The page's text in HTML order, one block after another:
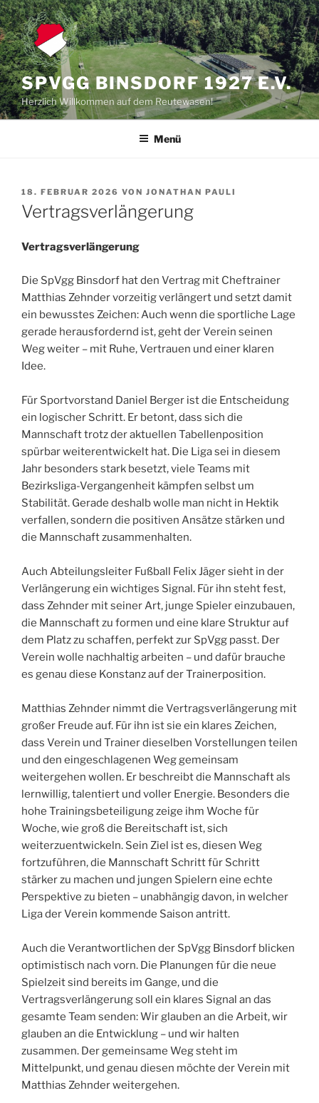
Zum
Inhalt
springen
SPVGG BINSDORF 1927 E.V.
Herzlich Willkommen auf dem Reutewasen!
Menü
VERÖFFENTLICHT
AM
18. FEBRUAR 2026 VON JONATHAN PAULI
Vertragsverlängerung
Vertragsverlängerung
Die SpVgg Binsdorf hat den Vertrag mit Cheftrainer
Matthias Zehnder vorzeitig verlängert und setzt damit
ein bewusstes Zeichen: Auch wenn die sportliche Lage
gerade herausfordernd ist, geht der Verein seinen
Weg weiter – mit Ruhe, Vertrauen und einer klaren
Idee.
Für Sportvorstand Daniel Berger ist die Entscheidung
ein logischer Schritt. Er betont, dass sich die
Mannschaft trotz der aktuellen Tabellenposition
spürbar weiterentwickelt hat. Die Liga sei in diesem
Jahr besonders stark besetzt, viele Teams mit
Bezirksliga-Vergangenheit kämpfen selbst um
Stabilität. Gerade deshalb wolle man nicht in Hektik
verfallen, sondern die positiven Ansätze stärken und
die Mannschaft zusammenhalten.
Auch Abteilungsleiter Fußball Felix Jäger sieht in der
Verlängerung ein wichtiges Signal. Für ihn steht fest,
dass Zehnder mit seiner Art, junge Spieler einzubauen,
die Mannschaft zu formen und eine klare Struktur auf
dem Platz zu schaffen, perfekt zur SpVgg passt. Der
Verein wolle nachhaltig arbeiten – und dafür brauche
es genau diese Konstanz auf der Trainerposition.
Matthias Zehnder nimmt die Vertragsverlängerung mit
großer Freude auf. Für ihn ist sie ein klares Zeichen,
dass Verein und Trainer dieselben Vorstellungen teilen
und den eingeschlagenen Weg gemeinsam
weitergehen wollen. Er beschreibt die Mannschaft als
lernwillig, talentiert und voller Energie. Besonders die
hohe Trainingsbeteiligung zeige ihm Woche für
Woche, wie groß die Bereitschaft ist, sich
weiterzuentwickeln. Sein Ziel ist es, diesen Weg
fortzuführen, die Mannschaft Schritt für Schritt
stärker zu machen und jungen Spielern eine echte
Perspektive zu bieten – unabhängig davon, in welcher
Liga der Verein kommende Saison antritt.
Auch die Verantwortlichen der SpVgg Binsdorf blicken
optimistisch nach vorn. Die Planungen für die neue
Spielzeit sind bereits im Gange, und die
Vertragsverlängerung soll ein klares Signal an das
gesamte Team senden: Wir glauben an die Arbeit, wir
glauben an die Entwicklung – und wir halten
zusammen. Der gemeinsame Weg steht im
Mittelpunkt, und genau diesen möchte der Verein mit
Matthias Zehnder weitergehen.​